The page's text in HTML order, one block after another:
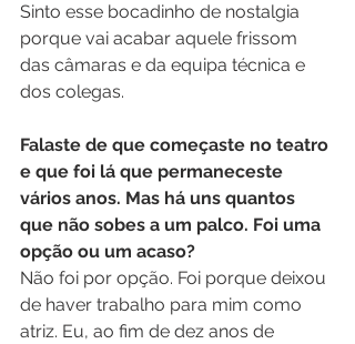
Sinto esse bocadinho de nostalgia
porque vai acabar aquele frissom
das câmaras e da equipa técnica e
dos colegas.
Falaste de que começaste no teatro
e que foi lá que permaneceste
vários anos. Mas há uns quantos
que não sobes a um palco. Foi uma
opção ou um acaso?
Não foi por opção. Foi porque deixou
de haver trabalho para mim como
atriz. Eu, ao fim de dez anos de